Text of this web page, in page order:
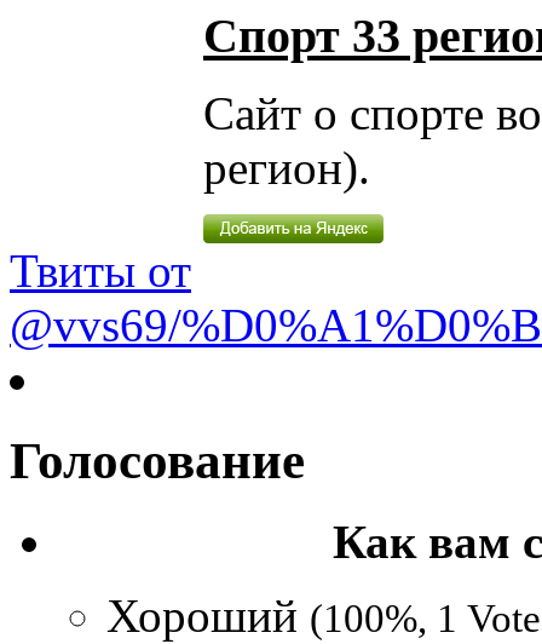
Спорт 33
Сайт о спорте
регион).
Твиты от
@vvs69/
Голосование
Как вам
Хороший (100%, 1